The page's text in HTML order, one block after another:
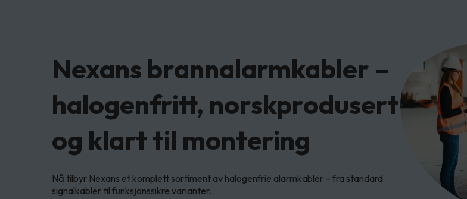
Nexans brannalarmkabler –
halogenfritt, norskprodusert
og klart til montering
Nå tilbyr Nexans et komplett sortiment av halogenfrie alarmkabler – fra standard
signalkabler til funksjonssikre varianter.